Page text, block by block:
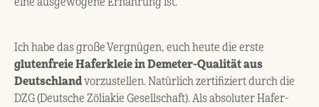
Ich habe das große Vergnügen, euch heute die erste
glutenfreie Haferkleie in Demeter-Qualität aus
Deutschlandvorzustellen. Natürlich zertifiziert durch die
DZG (Deutsche Zöliakie Gesellschaft). Als absoluter Hafer-